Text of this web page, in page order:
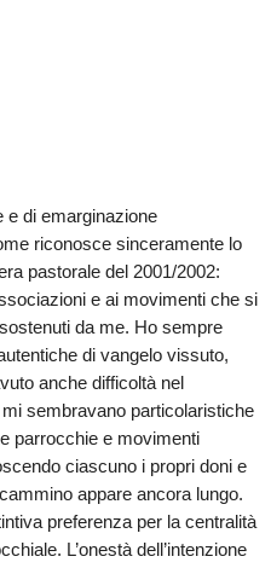
e di emarginazione
riconosce sinceramente lo
pastorale del 2001/2002:
e ai movimenti che si
da me. Ho sempre
di vangelo vissuto,
anche difficoltà nel
sembravano particolaristiche
parrocchie e movimenti
ciascuno i propri doni e
appare ancora lungo.
preferenza per la centralità
L’onestà dell’intenzione